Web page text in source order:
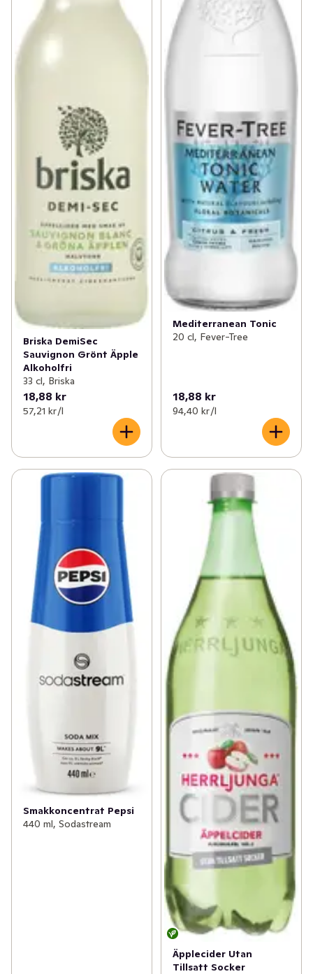
Briska DemiSec
Sauvignon Grönt Äpple
Alkoholfri
33 cl, Briska
18,88 kr
57,21 kr /l
Mediterranean Tonic
20 cl, Fever-Tree
18,88 kr
94,40 kr /l
Smakkoncentrat Pepsi
440 ml, Sodastream
Äpplecider Utan
Tillsatt Socker